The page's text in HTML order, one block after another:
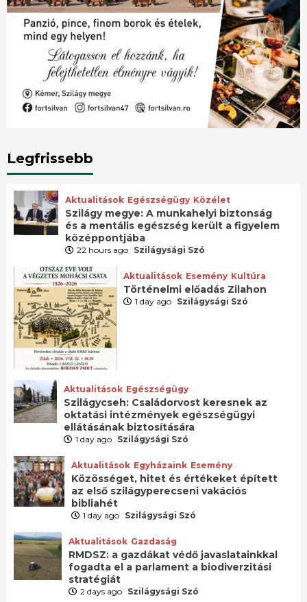
Legfrissebb
Aktualitások Egészségügy Közélet
Szilágy megye: A munkahelyi biztonság
és a mentális egészség került a figyelem
középpontjába
22 hours ago Szilágysági Szó
Aktualitások Esemény Kultúra
Történelmi előadás Zilahon
1 day ago Szilágysági Szó
Aktualitások Egészségügy
Szilágycseh: Családorvost keresnek az
oktatási intézmények egészségügyi
ellátásának biztosítására
1 day ago Szilágysági Szó
Aktualitások Egyházaink Esemény
Közösséget, hitet és értékeket épített
az első szilágyperecseni vakációs
bibliahét
1 day ago Szilágysági Szó
Aktualitások Gazdaság
RMDSZ: a gazdákat védő javaslatainkkal
fogadta el a parlament a biodiverzitási
stratégiát
2 days ago Szilágysági Szó